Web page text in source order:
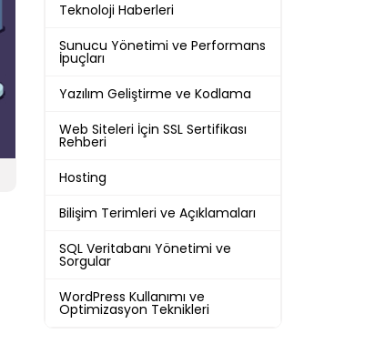
Teknoloji Haberleri
Sunucu Yönetimi ve Performans
İpuçları
Yazılım Geliştirme ve Kodlama
Web Siteleri İçin SSL Sertifikası
Rehberi
Hosting
Bilişim Terimleri ve Açıklamaları
SQL Veritabanı Yönetimi ve
Sorgular
WordPress Kullanımı ve
Optimizasyon Teknikleri